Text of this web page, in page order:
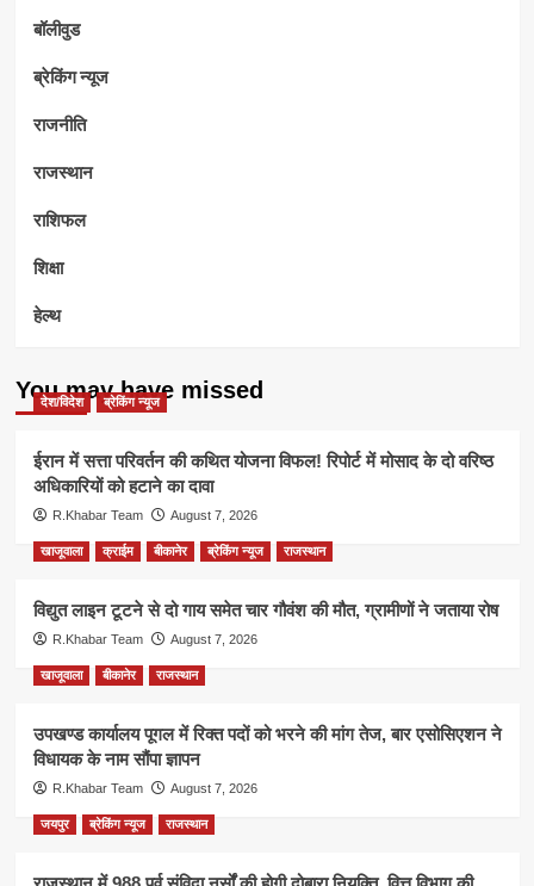
बॉलीवुड
ब्रेकिंग न्यूज
राजनीति
राजस्थान
राशिफल
शिक्षा
हेल्थ
You may have missed
देश/विदेश ब्रेकिंग न्यूज
ईरान में सत्ता परिवर्तन की कथित योजना विफल! रिपोर्ट में मोसाद के दो वरिष्ठ
अधिकारियों को हटाने का दावा
R.Khabar Team August 7, 2026
खाजूवाला क्राईम बीकानेर ब्रेकिंग न्यूज राजस्थान
विद्युत लाइन टूटने से दो गाय समेत चार गौवंश की मौत, ग्रामीणों ने जताया रोष
R.Khabar Team August 7, 2026
खाजूवाला बीकानेर राजस्थान
उपखण्ड कार्यालय पूगल में रिक्त पदों को भरने की मांग तेज, बार एसोसिएशन ने
विधायक के नाम सौंपा ज्ञापन
R.Khabar Team August 7, 2026
जयपुर ब्रेकिंग न्यूज राजस्थान